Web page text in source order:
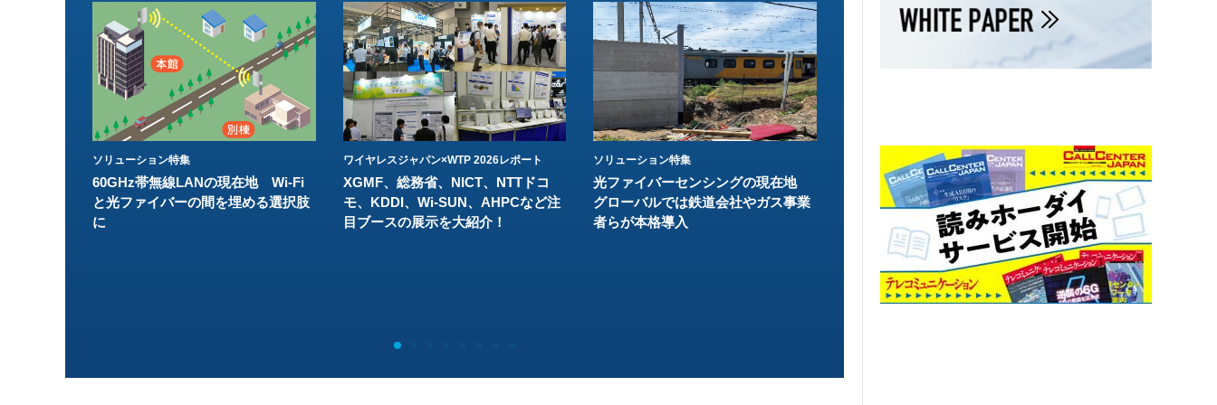
ソリューション特集
60GHz帯無線LANの現在地 Wi-Fi
と光ファイバーの間を埋める選択肢
に
ワイヤレスジャパン×WTP 2026レポート
XGMF、総務省、NICT、NTTドコ
モ、KDDI、Wi-SUN、AHPCなど注
目ブースの展示を大紹介！
ソリューション特集
光ファイバーセンシングの現在地
グローバルでは鉄道会社やガス事業
者らが本格導入
ソリューション特集
イーサネットで作るGPUネットワー
ク 間近に迫る1.6TbE時代とローカ
ルLLMに備えを
ソリューション特集
6GHz帯Wi-Fiは「
末」で Wi-Fi 7へ
こう